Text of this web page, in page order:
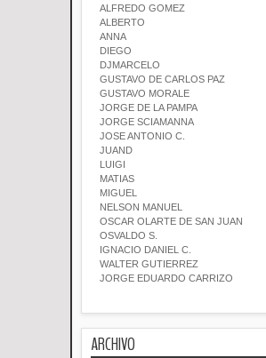
ALFREDO GOMEZ
ALBERTO
ANNA
DIEGO
DJMARCELO
GUSTAVO DE CARLOS PAZ
GUSTAVO MORALE
JORGE DE LA PAMPA
JORGE SCIAMANNA
JOSE ANTONIO C.
JUAND
LUIGI
MATIAS
MIGUEL
NELSON MANUEL
OSCAR OLARTE DE SAN JUAN
OSVALDO S.
IGNACIO DANIEL C.
WALTER GUTIERREZ
JORGE EDUARDO CARRIZO
ARCHIVO